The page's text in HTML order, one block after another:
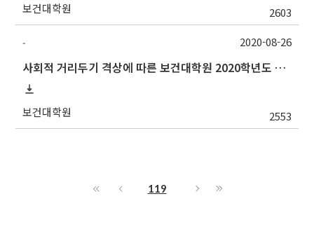
보건대학원 2603
-
사회적 거리두기 격상에 따른 보건대학원 2020학년도 2학기 수업 방식 안내(업데이트)
보건대학원 2553
2020-08-26
119